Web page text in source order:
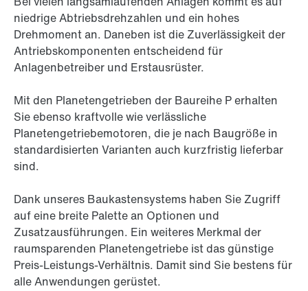
niedrige Abtriebsdrehzahlen und ein hohes
Drehmoment an. Daneben ist die Zuverlässigkeit der
Antriebskomponenten entscheidend für
Anlagenbetreiber und Erstausrüster.
Mit den Planetengetrieben der Baureihe P erhalten
Sie ebenso kraftvolle wie verlässliche
Planetengetriebemotoren, die je nach Baugröße in
standardisierten Varianten auch kurzfristig lieferbar
sind.
Dank unseres Baukastensystems haben Sie Zugriff
auf eine breite Palette an Optionen und
Zusatzausführungen. Ein weiteres Merkmal der
raumsparenden Planetengetriebe ist das günstige
Preis-Leistungs-Verhältnis. Damit sind Sie bestens für
alle Anwendungen gerüstet.